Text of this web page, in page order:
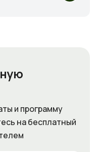
и программу
на бесплатный